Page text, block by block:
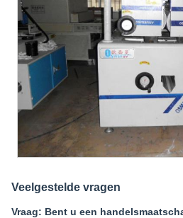
Veelgestelde vragen
Vraag: Bent u een